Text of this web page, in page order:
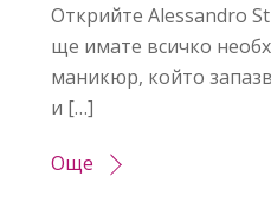
Открийте Alessandro
ще имате всичко
маникюр, който
и […]
Още